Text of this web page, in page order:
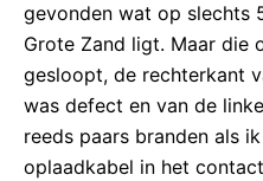
gevonden wat op slechts
Grote Zand ligt. Maar die
gesloopt, de rechterkant
was defect en van de
reeds paars branden als
oplaadkabel in het